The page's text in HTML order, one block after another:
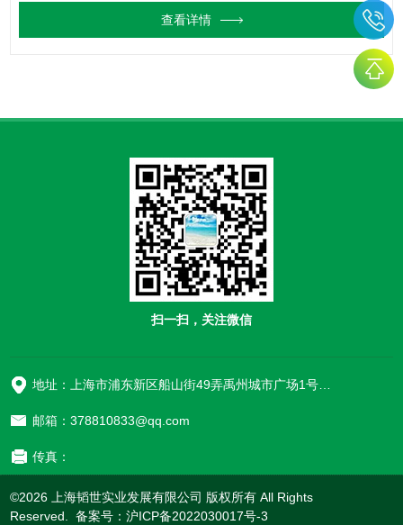
查看详情
扫一扫，关注微信
地址：上海市浦东新区船山街49弄禹州城市广场1号楼906
邮箱：378810833@qq.com
传真：
©2026 上海韬世实业发展有限公司 版权所有 All Rights
Reserved. 备案号：沪ICP备2022030017号-3